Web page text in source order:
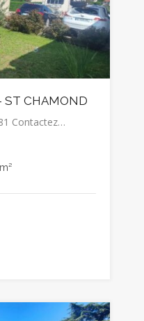
ST CHAMOND
Contactez…
m²